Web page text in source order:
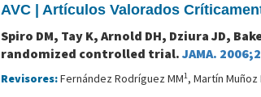
AVC | Artículos Valorados
Spiro DM, Tay K, Arnold DH, Dziura JD,
randomized controlled trial. JAMA.
Revisores:Fernández Rodríguez MM1, Martín Muñoz